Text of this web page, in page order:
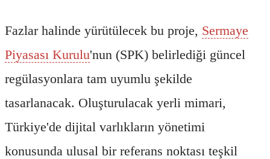
Fazlar halinde yürütülecek bu proje, Sermaye
Piyasası Kurulu'nun (SPK) belirlediği güncel
regülasyonlara tam uyumlu şekilde
tasarlanacak. Oluşturulacak yerli mimari,
Türkiye'de dijital varlıkların yönetimi
konusunda ulusal bir referans noktası teşkil